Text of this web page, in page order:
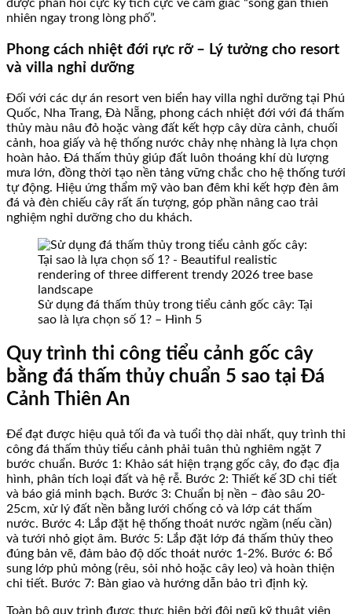
được phản hồi cực kỳ tích cực về cảm giác “sống gần thiên
nhiên ngay trong lòng phố”.
Phong cách nhiệt đới rực rỡ – Lý tưởng cho resort
và villa nghỉ dưỡng
Đối với các dự án resort ven biển hay villa nghỉ dưỡng tại Phú
Quốc, Nha Trang, Đà Nẵng, phong cách nhiệt đới với đá thấm
thủy màu nâu đỏ hoặc vàng đất kết hợp cây dừa cảnh, chuối
cảnh, hoa giấy và hệ thống nước chảy nhẹ nhàng là lựa chọn
hoàn hảo. Đá thấm thủy giúp đất luôn thoáng khí dù lượng
mưa lớn, đồng thời tạo nền tảng vững chắc cho hệ thống tưới
tự động. Hiệu ứng thẩm mỹ vào ban đêm khi kết hợp đèn âm
đá và đèn chiếu cây rất ấn tượng, góp phần nâng cao trải
nghiệm nghỉ dưỡng cho du khách.
Sử dụng đá thấm thủy trong tiểu cảnh gốc cây: Tại
sao là lựa chọn số 1? – Hình 5
Quy trình thi công tiểu cảnh gốc cây
bằng đá thấm thủy chuẩn 5 sao tại Đá
Cảnh Thiên An
Để đạt được hiệu quả tối đa và tuổi thọ dài nhất, quy trình thi
công đá thấm thủy tiểu cảnh phải tuân thủ nghiêm ngặt 7
bước chuẩn. Bước 1: Khảo sát hiện trạng gốc cây, đo đạc địa
hình, phân tích loại đất và hệ rễ. Bước 2: Thiết kế 3D chi tiết
và báo giá minh bạch. Bước 3: Chuẩn bị nền – đào sâu 20-
25cm, xử lý đất nền bằng lưới chống cỏ và lớp cát thấm
nước. Bước 4: Lắp đặt hệ thống thoát nước ngầm (nếu cần)
và tưới nhỏ giọt âm. Bước 5: Lắp đặt lớp đá thấm thủy theo
đúng bản vẽ, đảm bảo độ dốc thoát nước 1-2%. Bước 6: Bổ
sung lớp phủ mỏng (rêu, sỏi nhỏ hoặc cây leo) và hoàn thiện
chi tiết. Bước 7: Bàn giao và hướng dẫn bảo trì định kỳ.
Toàn bộ quy trình được thực hiện bởi đội ngũ kỹ thuật viên